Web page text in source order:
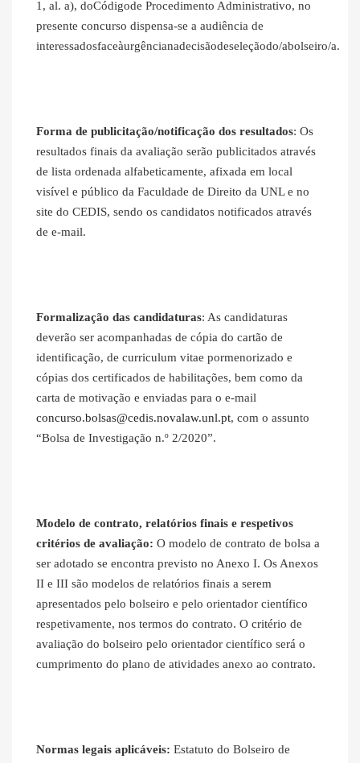
1, al. a), doCódigode Procedimento Administrativo, no
presente concurso dispensa‐se a audiência de
interessadosfaceàurgêncianadecisãodeseleçãodo/abolseiro/a.
Forma de publicitação/notificação dos resultados: Os
resultados finais da avaliação serão publicitados através
de lista ordenada alfabeticamente, afixada em local
visível e público da Faculdade de Direito da UNL e no
site do CEDIS, sendo os candidatos notificados através
de e-mail.
Formalização das candidaturas: As candidaturas
deverão ser acompanhadas de cópia do cartão de
identificação, de curriculum vitae pormenorizado e
cópias dos certificados de habilitações, bem como da
carta de motivação e enviadas para o e‐mail
concurso.bolsas@cedis.novalaw.unl.pt, com o assunto
“Bolsa de Investigação n.º 2/2020”.
Modelo de contrato, relatórios finais e respetivos
critérios de avaliação: O modelo de contrato de bolsa a
ser adotado se encontra previsto no Anexo I. Os Anexos
II e III são modelos de relatórios finais a serem
apresentados pelo bolseiro e pelo orientador científico
respetivamente, nos termos do contrato. O critério de
avaliação do bolseiro pelo orientador científico será o
cumprimento do plano de atividades anexo ao contrato.
Normas legais aplicáveis: Estatuto do Bolseiro de